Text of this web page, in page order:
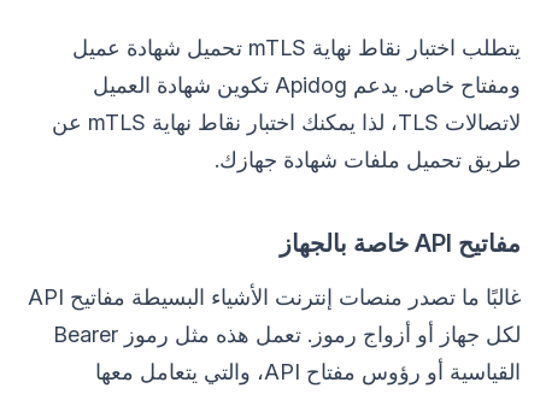
يتطلب اختبار نقاط نهاية mTLS تحميل شهادة عميل
ومفتاح خاص. يدعم Apidog تكوين شهادة العميل
لاتصالات TLS، لذا يمكنك اختبار نقاط نهاية mTLS عن
طريق تحميل ملفات شهادة جهازك.
مفاتيح API خاصة بالجهاز
غالبًا ما تصدر منصات إنترنت الأشياء البسيطة مفاتيح API
لكل جهاز أو أزواج رموز. تعمل هذه مثل رموز Bearer
القياسية أو رؤوس مفتاح API، والتي يتعامل معها